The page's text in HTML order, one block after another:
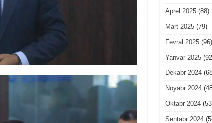
Aprel 2025(88)
Mart 2025(79)
Fevral 2025(96)
Yanvar 2025
Dekabr 2024
Noyabr 2024
Oktabr 2024
Sentabr 2024